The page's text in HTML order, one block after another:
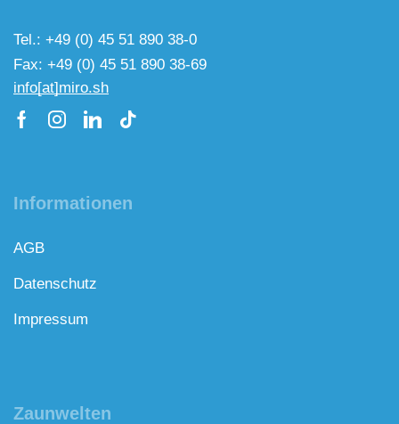
Tel.: +49 (0) 45 51 890 38-0
Fax: +49 (0) 45 51 890 38-69
info[at]miro.sh
Informationen
AGB
Datenschutz
Impressum
Zaunwelten